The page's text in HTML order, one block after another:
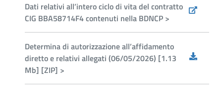
Dati relativi all’intero ciclo di vita del contratto
CIG BBA58714F4 contenuti nella BDNCP >
Determina di autorizzazione all’affidamento
diretto e relativi allegati (06/05/2026) [1.13
Mb] [ZIP] >